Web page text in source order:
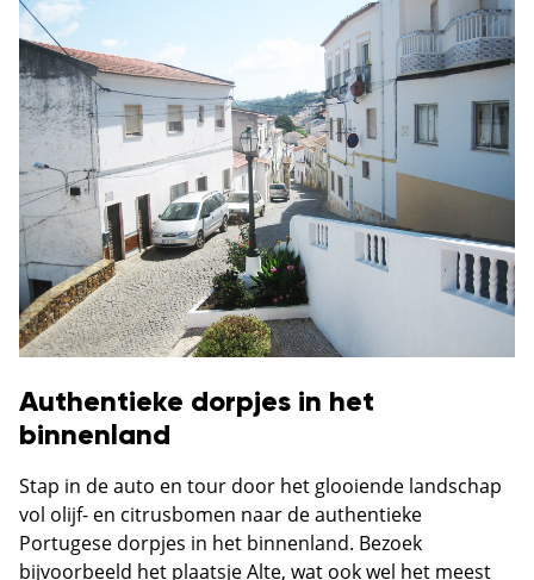
Authentieke dorpjes in het
binnenland
Stap in de auto en tour door het glooiende landschap
vol olijf- en citrusbomen naar de authentieke
Portugese dorpjes in het binnenland. Bezoek
bijvoorbeeld het plaatsje Alte, wat ook wel het meest